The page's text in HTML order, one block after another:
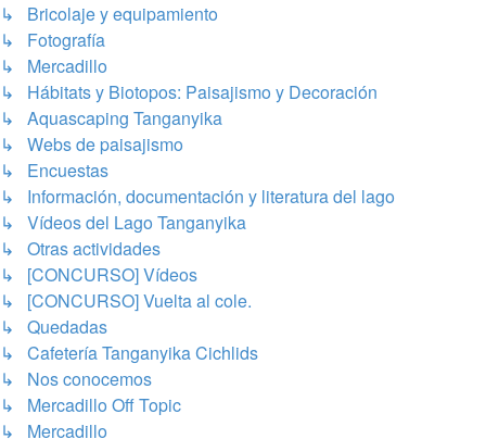
↳ Bricolaje y equipamiento
↳ Fotografía
↳ Mercadillo
↳ Hábitats y Biotopos: Paisajismo y Decoración
↳ Aquascaping Tanganyika
↳ Webs de paisajismo
↳ Encuestas
↳ Información, documentación y literatura del lago
↳ Vídeos del Lago Tanganyika
↳ Otras actividades
↳ [CONCURSO] Vídeos
↳ [CONCURSO] Vuelta al cole.
↳ Quedadas
↳ Cafetería Tanganyika Cichlids
↳ Nos conocemos
↳ Mercadillo Off Topic
↳ Mercadillo